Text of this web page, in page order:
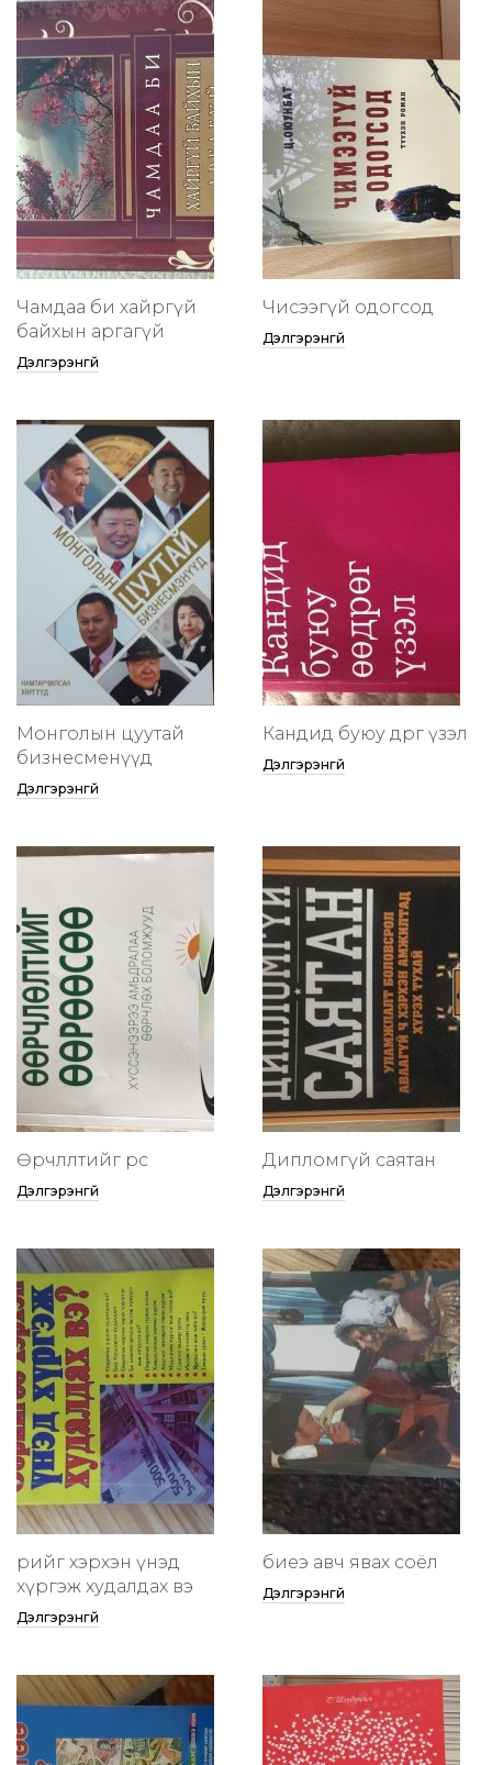
Чамдаа би хайргүй
байхын аргагүй
Дэлгэрэнгүй
Чисээгүй одогсод
Дэлгэрэнгүй
Монголын цуутай
бизнесменүүд
Дэлгэрэнгүй
Кандид буюу өөдрөг үзэл
Дэлгэрэнгүй
Өөрчлөлтийг өөрөөсөө
Дэлгэрэнгүй
Дипломгүй саятан
Дэлгэрэнгүй
өөрийгөө хэрхэн үнэд
хүргэж худалдах вэ
Дэлгэрэнгүй
биеэ авч явах соёл
Дэлгэрэнгүй